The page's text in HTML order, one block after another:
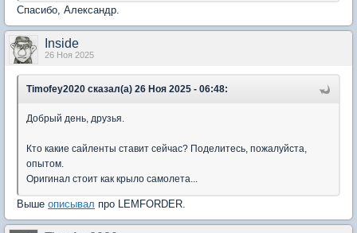
Спасибо, Александр.
Inside
26 Ноя 2025
Timofey2020 сказал(а) 26 Ноя 2025 - 06:48:
Добрый день, друзья.
Кто какие сайленты ставит сейчас? Поделитесь, пожалуйста,
опытом.
Оригинал стоит как крыло самолета...
Выше описывал про LEMFORDER.